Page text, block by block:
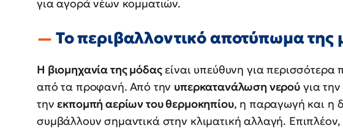
για αγορά νέων κομματιών.
Το περιβαλλοντικό αποτύπωμα της
Η βιομηχανία της μόδαςείναι υπεύθυνη για περισσότερα
από τα προφανή. Από την υπερκατανάλωση νερούγια
τηνεκπομπή αερίων του θερμοκηπίου, η παραγωγή και η
συμβάλλουν σημαντικά στην κλιματική αλλαγή.